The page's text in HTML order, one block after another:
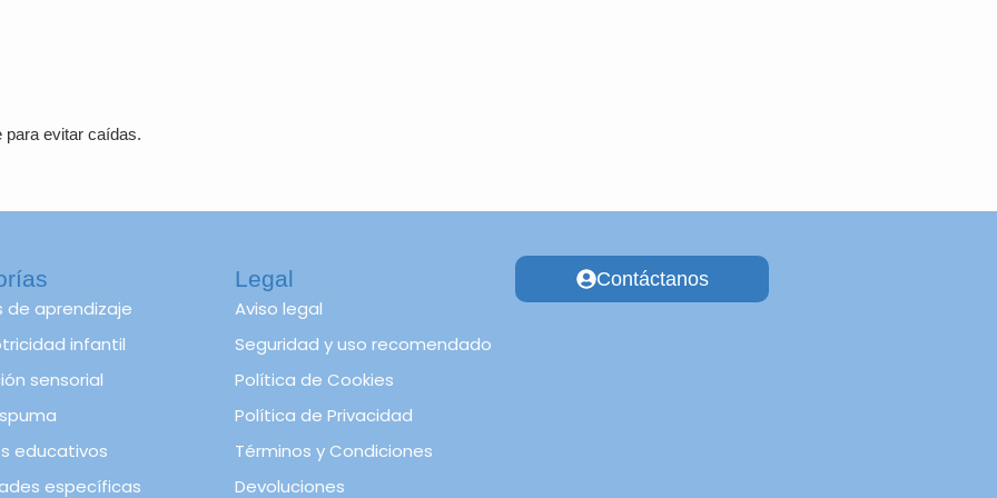
para evitar caídas.
de aprendizaje
infantil
sensorial
educativos
específicas
Legal
Aviso legal
Seguridad y uso recomendado
Política de Cookies
Política de Privacidad
Términos y Condiciones
Devoluciones
Contáctanos